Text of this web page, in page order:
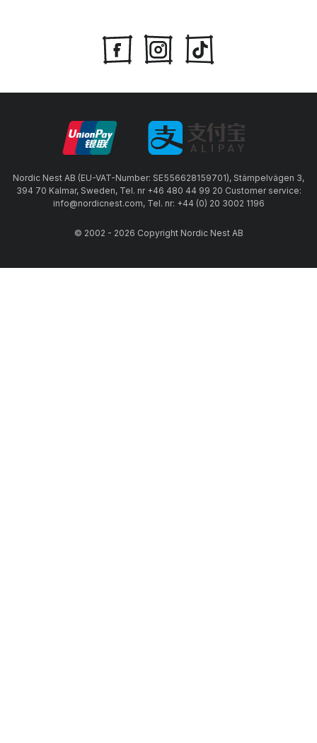
Nordic Nest AB (EU-VAT-Number: SE556628159701), Stämpelvägen 3,
394 70 Kalmar, Sweden, Tel. nr +46 480 44 99 20 Customer service:
info@nordicnest.com, Tel. nr: +44 (0) 20 3002 1196
© 2002 - 2026 Copyright Nordic Nest AB